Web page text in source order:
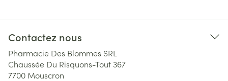
Contactez nous
Pharmacie Des Blommes SRL
Chaussée Du Risquons-Tout 367
7700 Mouscron